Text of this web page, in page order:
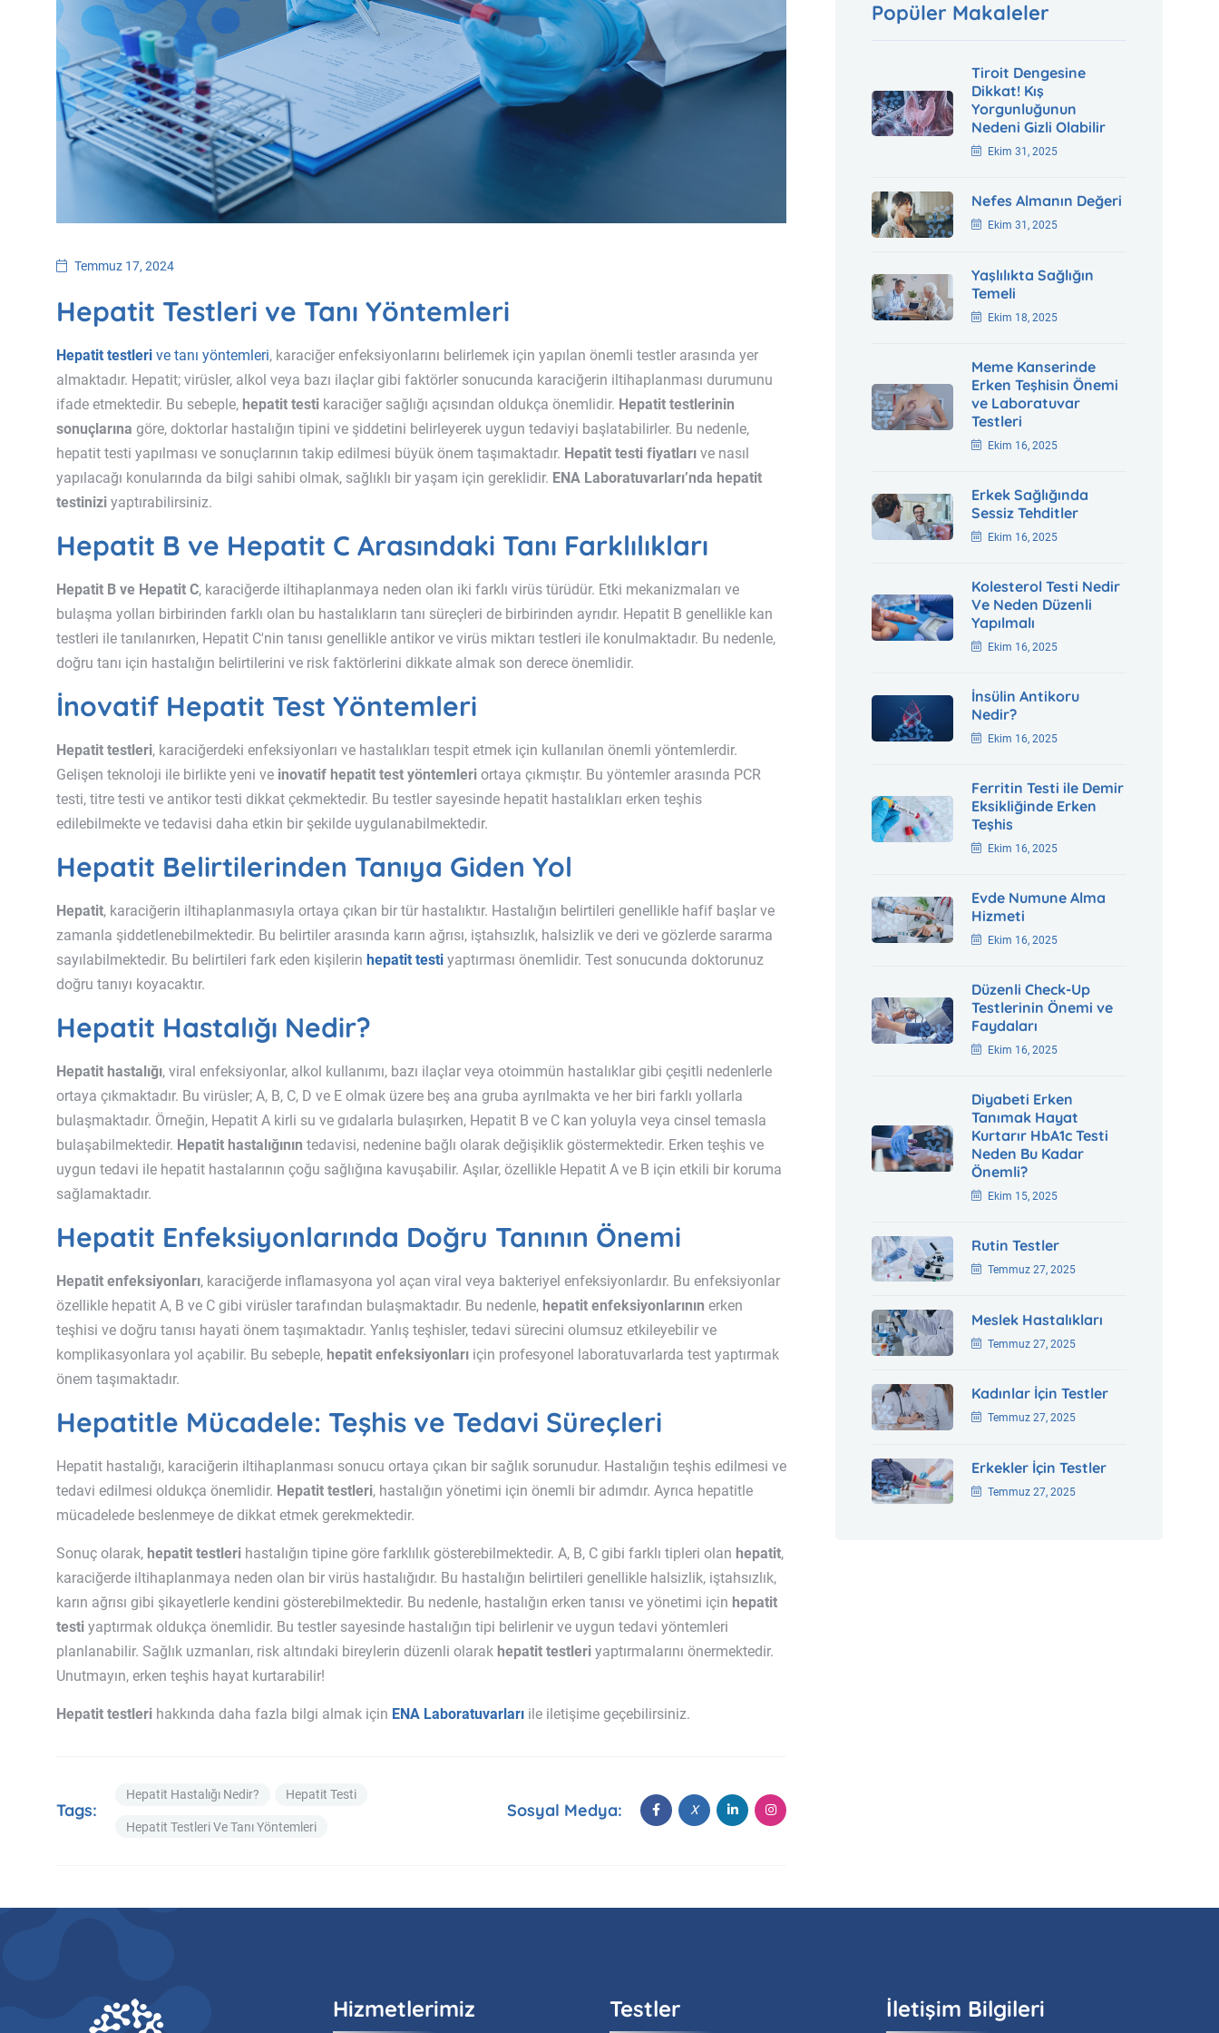
Temmuz 17, 2024
Hepatit Testleri ve Tanı Yöntemleri
Hepatit testleri ve tanı yöntemleri, karaciğer enfeksiyonlarını belirlemek için yapılan önemli testler arasında yer
almaktadır. Hepatit; virüsler, alkol veya bazı ilaçlar gibi faktörler sonucunda karaciğerin iltihaplanması durumunu
ifade etmektedir. Bu sebeple, hepatit testi karaciğer sağlığı açısından oldukça önemlidir. Hepatit testlerinin
sonuçlarına göre, doktorlar hastalığın tipini ve şiddetini belirleyerek uygun tedaviyi başlatabilirler. Bu nedenle,
hepatit testi yapılması ve sonuçlarının takip edilmesi büyük önem taşımaktadır. Hepatit testi fiyatları ve nasıl
yapılacağı konularında da bilgi sahibi olmak, sağlıklı bir yaşam için gereklidir. ENA Laboratuvarları’nda hepatit
testinizi yaptırabilirsiniz.
Hepatit B ve Hepatit C Arasındaki Tanı Farklılıkları
Hepatit B ve Hepatit C, karaciğerde iltihaplanmaya neden olan iki farklı virüs türüdür. Etki mekanizmaları ve
bulaşma yolları birbirinden farklı olan bu hastalıkların tanı süreçleri de birbirinden ayrıdır. Hepatit B genellikle kan
testleri ile tanılanırken, Hepatit C'nin tanısı genellikle antikor ve virüs miktarı testleri ile konulmaktadır. Bu nedenle,
doğru tanı için hastalığın belirtilerini ve risk faktörlerini dikkate almak son derece önemlidir.
İnovatif Hepatit Test Yöntemleri
Hepatit testleri, karaciğerdeki enfeksiyonları ve hastalıkları tespit etmek için kullanılan önemli yöntemlerdir.
Gelişen teknoloji ile birlikte yeni ve inovatif hepatit test yöntemleri ortaya çıkmıştır. Bu yöntemler arasında PCR
testi, titre testi ve antikor testi dikkat çekmektedir. Bu testler sayesinde hepatit hastalıkları erken teşhis
edilebilmekte ve tedavisi daha etkin bir şekilde uygulanabilmektedir.
Hepatit Belirtilerinden Tanıya Giden Yol
Hepatit, karaciğerin iltihaplanmasıyla ortaya çıkan bir tür hastalıktır. Hastalığın belirtileri genellikle hafif başlar ve
zamanla şiddetlenebilmektedir. Bu belirtiler arasında karın ağrısı, iştahsızlık, halsizlik ve deri ve gözlerde sararma
sayılabilmektedir. Bu belirtileri fark eden kişilerin hepatit testi yaptırması önemlidir. Test sonucunda doktorunuz
doğru tanıyı koyacaktır.
Hepatit Hastalığı Nedir?
Hepatit hastalığı, viral enfeksiyonlar, alkol kullanımı, bazı ilaçlar veya otoimmün hastalıklar gibi çeşitli nedenlerle
ortaya çıkmaktadır. Bu virüsler; A, B, C, D ve E olmak üzere beş ana gruba ayrılmakta ve her biri farklı yollarla
bulaşmaktadır. Örneğin, Hepatit A kirli su ve gıdalarla bulaşırken, Hepatit B ve C kan yoluyla veya cinsel temasla
bulaşabilmektedir. Hepatit hastalığının tedavisi, nedenine bağlı olarak değişiklik göstermektedir. Erken teşhis ve
uygun tedavi ile hepatit hastalarının çoğu sağlığına kavuşabilir. Aşılar, özellikle Hepatit A ve B için etkili bir koruma
sağlamaktadır.
Hepatit Enfeksiyonlarında Doğru Tanının Önemi
Hepatit enfeksiyonları, karaciğerde inflamasyona yol açan viral veya bakteriyel enfeksiyonlardır. Bu enfeksiyonlar
özellikle hepatit A, B ve C gibi virüsler tarafından bulaşmaktadır. Bu nedenle, hepatit enfeksiyonlarının erken
teşhisi ve doğru tanısı hayati önem taşımaktadır. Yanlış teşhisler, tedavi sürecini olumsuz etkileyebilir ve
komplikasyonlara yol açabilir. Bu sebeple, hepatit enfeksiyonları için profesyonel laboratuvarlarda test yaptırmak
önem taşımaktadır.
Hepatitle Mücadele: Teşhis ve Tedavi Süreçleri
Hepatit hastalığı, karaciğerin iltihaplanması sonucu ortaya çıkan bir sağlık sorunudur. Hastalığın teşhis edilmesi ve
tedavi edilmesi oldukça önemlidir. Hepatit testleri, hastalığın yönetimi için önemli bir adımdır. Ayrıca hepatitle
mücadelede beslenmeye de dikkat etmek gerekmektedir.
Sonuç olarak, hepatit testleri hastalığın tipine göre farklılık gösterebilmektedir. A, B, C gibi farklı tipleri olan hepatit,
karaciğerde iltihaplanmaya neden olan bir virüs hastalığıdır. Bu hastalığın belirtileri genellikle halsizlik, iştahsızlık,
karın ağrısı gibi şikayetlerle kendini gösterebilmektedir. Bu nedenle, hastalığın erken tanısı ve yönetimi için hepatit
testi yaptırmak oldukça önemlidir. Bu testler sayesinde hastalığın tipi belirlenir ve uygun tedavi yöntemleri
planlanabilir. Sağlık uzmanları, risk altındaki bireylerin düzenli olarak hepatit testleri yaptırmalarını önermektedir.
Unutmayın, erken teşhis hayat kurtarabilir!
Hepatit testleri hakkında daha fazla bilgi almak için ENA Laboratuvarları ile iletişime geçebilirsiniz.
Tags:
Hepatit Hastalığı Nedir? Hepatit Testi
Hepatit Testleri Ve Tanı Yöntemleri
Sosyal Medya:
Popüler Makaleler
Tiroit Dengesine
Dikkat! Kış
Yorgunluğunun
Nedeni Gizli Olabilir
Ekim 31, 2025
Nefes Almanın Değeri
Ekim 31, 2025
Yaşlılıkta Sağlığın
Temeli
Ekim 18, 2025
Meme Kanserinde
Erken Teşhisin Önemi
ve Laboratuvar
Testleri
Ekim 16, 2025
Erkek Sağlığında
Sessiz Tehditler
Ekim 16, 2025
Kolesterol Testi Nedir
Ve Neden Düzenli
Yapılmalı
Ekim 16, 2025
İnsülin Antikoru
Nedir?
Ekim 16, 2025
Ferritin Testi ile Demir
Eksikliğinde Erken
Teşhis
Ekim 16, 2025
Evde Numune Alma
Hizmeti
Ekim 16, 2025
Düzenli Check-Up
Testlerinin Önemi ve
Faydaları
Ekim 16, 2025
Diyabeti Erken
Tanımak Hayat
Kurtarır HbA1c Testi
Neden Bu Kadar
Önemli?
Ekim 15, 2025
Rutin Testler
Temmuz 27, 2025
Meslek Hastalıkları
Temmuz 27, 2025
Kadınlar İçin Testler
Temmuz 27, 2025
Erkekler İçin Testler
Temmuz 27, 2025
Hizmetlerimiz Testler İletişim Bilgileri